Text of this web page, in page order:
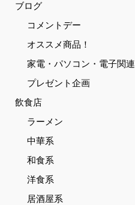
ブログ
コメントデー
オススメ商品！
家電・パソコン・電子関連
プレゼント企画
飲食店
ラーメン
中華系
和食系
洋食系
居酒屋系